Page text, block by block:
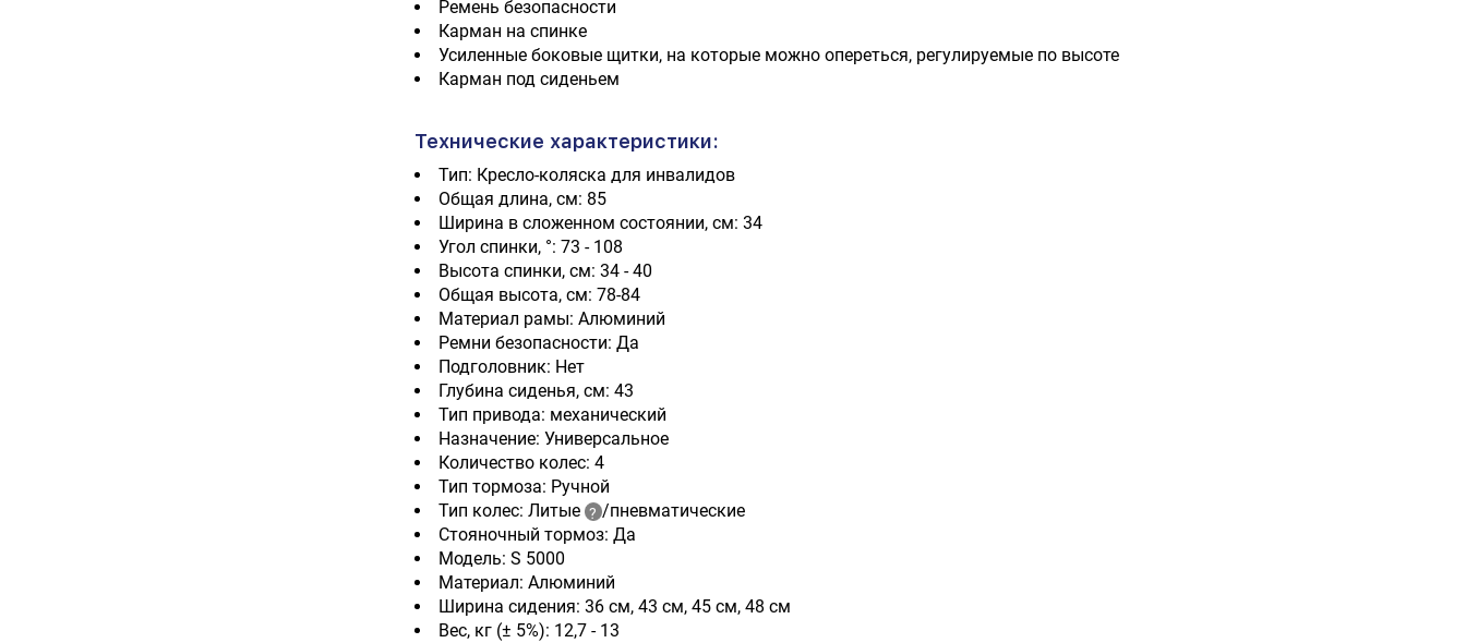
Ремень безопасности
Карман на спинке
Усиленные боковые щитки, на которые можно опереться, регулируемые по высоте
Карман под сиденьем
Технические характеристики:
Тип: Кресло-коляска для инвалидов
Общая длина, см: 85
Ширина в сложенном состоянии, см: 34
Угол спинки, °: 73 - 108
Высота спинки, см: 34 - 40
Общая высота, см: 78-84
Материал рамы: Алюминий
Ремни безопасности: Да
Подголовник: Нет
Глубина сиденья, см: 43
Тип привода: механический
Назначение: Универсальное
Количество колес: 4
Тип тормоза: Ручной
Тип колес: Литые
/пневматические
Стояночный тормоз: Да
Модель: S 5000
Материал: Алюминий
Ширина сидения: 36 см, 43 см, 45 см, 48 см
Вес, кг (± 5%): 12,7 - 13